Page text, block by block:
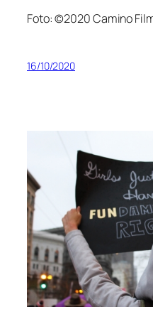
Foto: ©2020 Camino
16/10/2020